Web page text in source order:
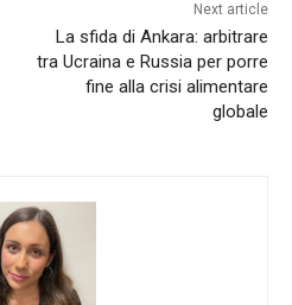
Next article
La sfida di Ankara: arbitrare
tra Ucraina e Russia per porre
fine alla crisi alimentare
globale